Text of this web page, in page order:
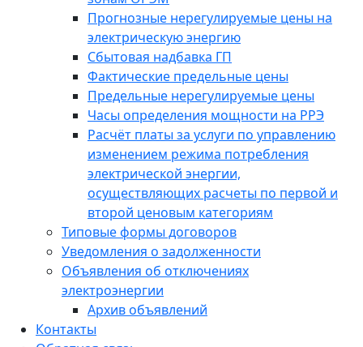
Прогнозные нерегулируемые цены на
электрическую энергию
Сбытовая надбавка ГП
Фактические предельные цены
Предельные нерегулируемые цены
Часы определения мощности на РРЭ
Расчёт платы за услуги по управлению
изменением режима потребления
электрической энергии,
осуществляющих расчеты по первой и
второй ценовым категориям
Типовые формы договоров
Уведомления о задолженности
Объявления об отключениях
электроэнергии
Архив объявлений
Контакты